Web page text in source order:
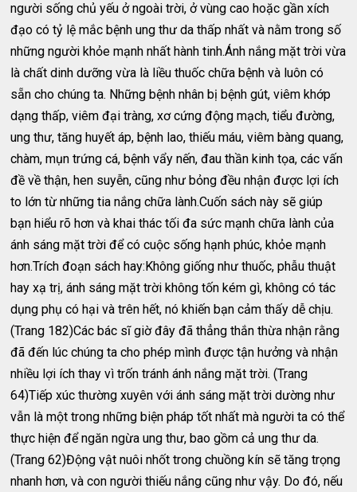
người sống chủ yếu ở ngoài trời, ở vùng cao hoặc gần xích
đạo có tỷ lệ mắc bệnh ung thư da thấp nhất và nằm trong số
những người khỏe mạnh nhất hành tinh.Ánh nắng mặt trời vừa
là chất dinh dưỡng vừa là liều thuốc chữa bệnh và luôn có
sẵn cho chúng ta. Những bệnh nhân bị bệnh gút, viêm khớp
dạng thấp, viêm đại tràng, xơ cứng động mạch, tiểu đường,
ung thư, tăng huyết áp, bệnh lao, thiếu máu, viêm bàng quang,
chàm, mụn trứng cá, bệnh vẩy nến, đau thần kinh tọa, các vấn
đề về thận, hen suyễn, cũng như bỏng đều nhận được lợi ích
to lớn từ những tia nắng chữa lành.Cuốn sách này sẽ giúp
bạn hiểu rõ hơn và khai thác tối đa sức mạnh chữa lành của
ánh sáng mặt trời để có cuộc sống hạnh phúc, khỏe mạnh
hơn.Trích đoạn sách hay:Không giống như thuốc, phẫu thuật
hay xạ trị, ánh sáng mặt trời không tốn kém gì, không có tác
dụng phụ có hại và trên hết, nó khiến bạn cảm thấy dễ chịu.
(Trang 182)Các bác sĩ giờ đây đã thẳng thắn thừa nhận rằng
đã đến lúc chúng ta cho phép mình được tận hưởng và nhận
nhiều lợi ích thay vì trốn tránh ánh nắng mặt trời. (Trang
64)Tiếp xúc thường xuyên với ánh sáng mặt trời dường như
vẫn là một trong những biện pháp tốt nhất mà người ta có thể
thực hiện để ngăn ngừa ung thư, bao gồm cả ung thư da.
(Trang 62)Động vật nuôi nhốt trong chuồng kín sẽ tăng trọng
nhanh hơn, và con người thiếu nắng cũng như vậy. Do đó, nếu